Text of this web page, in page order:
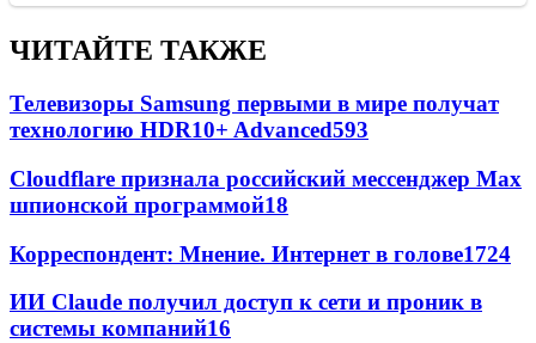
ЧИТАЙТЕ ТАКЖЕ
Телевизоры Samsung первыми в мире получат
технологию HDR10+ Advanced593
Cloudflare признала российский мессенджер Мах
шпионской программой18
Корреспондент: Мнение. Интернет в голове1724
ИИ Claude получил доступ к сети и проник в
системы компаний16